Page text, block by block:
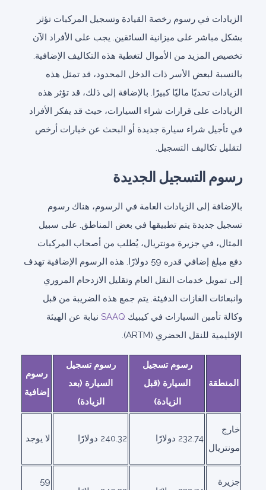
الزيادات في رسوم رخصة القيادة وتسجيل المركبات تؤثر
بشكل مباشر على ميزانية السائقين. يجب على الأفراد الآن
تخصيص المزيد من الأموال لتغطية هذه التكاليف الإضافية.
بالنسبة لبعض الأسر ذات الدخل المحدود، قد تمثل هذه
الزيادات تحديًا ماليًا كبيرًا. بالإضافة إلى ذلك، قد تؤثر هذه
الزيادات على قرارات شراء السيارات، حيث قد يفكر الأفراد
في تأجيل شراء سيارة جديدة أو البحث عن خيارات أرخص
لتقليل تكاليف التسجيل.
رسوم التسجيل الجديدة
بالإضافة إلى الزيادات العامة في الرسوم، هناك رسوم
تسجيل جديدة يتم تطبيقها في بعض المناطق. على سبيل
المثال، في جزيرة مونتريال، يُطلب من أصحاب المركبات
دفع مبلغ إضافي قدره 59 دولارًا. هذه الرسوم الإضافية تهدف
إلى تمويل خدمات النقل العام وتقليل الازدحام المروري
وانبعاثات الغازات الدفيئة. يتم جمع هذه الضريبة من قبل
وكالة تأمين السيارات في كيبيك SAAQ نيابة عن الهيئة
الإقليمية للنقل الحضري (ARTM).
المنطقة
رسوم تسجيل
السيارة (قبل
الزيادة)
رسوم تسجيل
السيارة (بعد
الزيادة)
رسوم
إضافية
خارج
مونتريال
232.74 دولارًا 240.32 دولارًا لا يوجد
جزيرة
59